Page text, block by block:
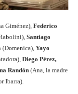
Giménez), Federico
Santiago
(Domenica), Yayo
Diego Pérez,
Randón (Ana, la madre
Ibarra).